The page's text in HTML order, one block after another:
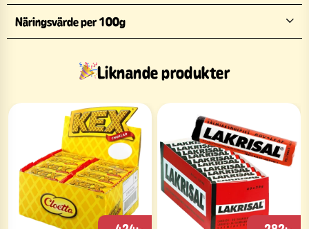
Näringsvärde per 100g
Liknande produkter